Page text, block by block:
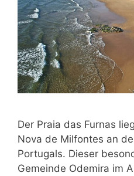
Der Praia das Furnas
Nova de Milfontes an
Portugals. Dieser
Gemeinde Odemira im